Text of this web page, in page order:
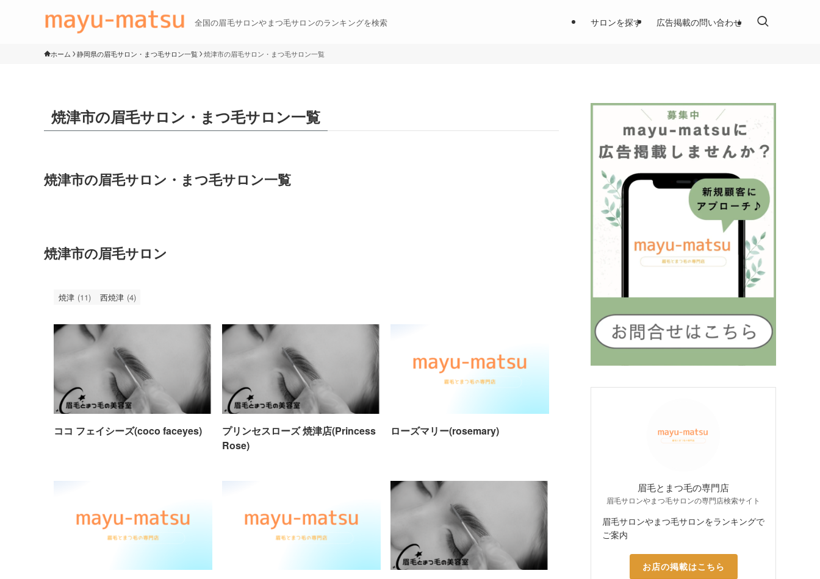
全国の眉毛サロンやまつ毛サロンのランキングを検索 サロンを探す 広告掲載の問い合わせ
ホーム 静岡県の眉毛サロン・まつ毛サロン一覧 焼津市の眉毛サロン・まつ毛サロン一覧
焼津市の眉毛サロン・まつ毛サロン一覧
焼津市の眉毛サロン・まつ毛サロン一覧
焼津市の眉毛サロン
焼津 (11) 西焼津 (4)
ココ フェイシーズ(coco faceyes)
プリンセスローズ 焼津店(Princess
Rose)
ローズマリー(rosemary)
眉毛とまつ毛の専門店
眉毛サロンやまつ毛サロンの専門店検索サイト
眉毛サロンやまつ毛サロンをランキングで
ご案内
お店の掲載はこちら